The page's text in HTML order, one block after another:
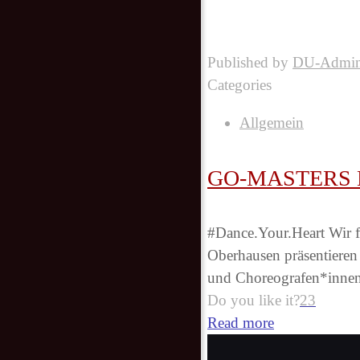
Published by DU-
Categories
Allgemein
GO-MASTERS
#Dance.Your.Heart Wir
Oberhausen
und
Do you like it?23
Read more